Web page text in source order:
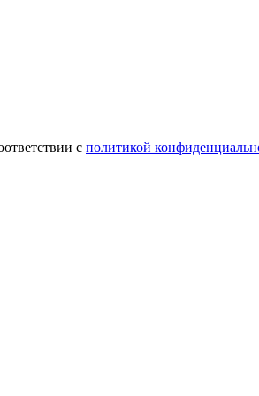
с политикой